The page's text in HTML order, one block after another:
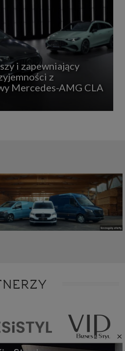
×
i zapewniający
z
Mercedes-AMG CLA